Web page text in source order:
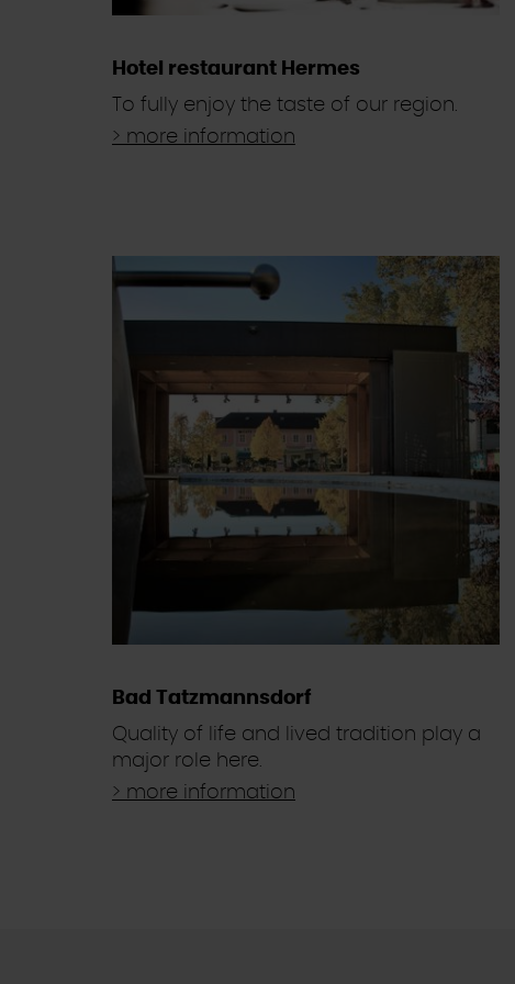
Hotel restaurant Hermes
To fully enjoy the taste of our region.
> more information
Bad Tatzmannsdorf
Quality of life and lived tradition play a
major role here.
> more information